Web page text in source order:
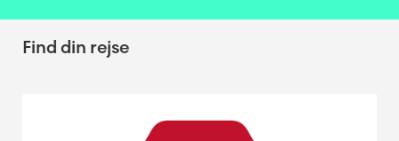
Find din rejse